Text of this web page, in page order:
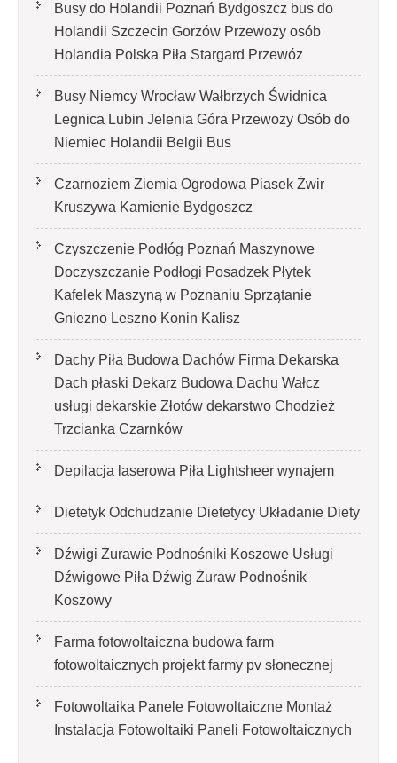
Busy do Holandii Poznań Bydgoszcz bus do
Holandii Szczecin Gorzów Przewozy osób
Holandia Polska Piła Stargard Przewóz
Busy Niemcy Wrocław Wałbrzych Świdnica
Legnica Lubin Jelenia Góra Przewozy Osób do
Niemiec Holandii Belgii Bus
Czarnoziem Ziemia Ogrodowa Piasek Żwir
Kruszywa Kamienie Bydgoszcz
Czyszczenie Podłóg Poznań Maszynowe
Doczyszczanie Podłogi Posadzek Płytek
Kafelek Maszyną w Poznaniu Sprzątanie
Gniezno Leszno Konin Kalisz
Dachy Piła Budowa Dachów Firma Dekarska
Dach płaski Dekarz Budowa Dachu Wałcz
usługi dekarskie Złotów dekarstwo Chodzież
Trzcianka Czarnków
Depilacja laserowa Piła Lightsheer wynajem
Dietetyk Odchudzanie Dietetycy Układanie Diety
Dźwigi Żurawie Podnośniki Koszowe Usługi
Dźwigowe Piła Dźwig Żuraw Podnośnik
Koszowy
Farma fotowoltaiczna budowa farm
fotowoltaicznych projekt farmy pv słonecznej
Fotowoltaika Panele Fotowoltaiczne Montaż
Instalacja Fotowoltaiki Paneli Fotowoltaicznych